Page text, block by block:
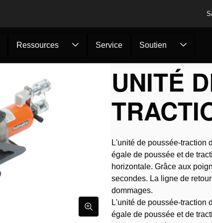
Ressources Service Soutien
Lourdes /Systèmes de ripage /Systèmes de ripage 200
UNITÉ
L'unité de poussée-traction
égale de poussée et de
horizontale. Grâce aux
secondes. La ligne de
dommages.
L'unité de poussée-traction
égale de poussée et de